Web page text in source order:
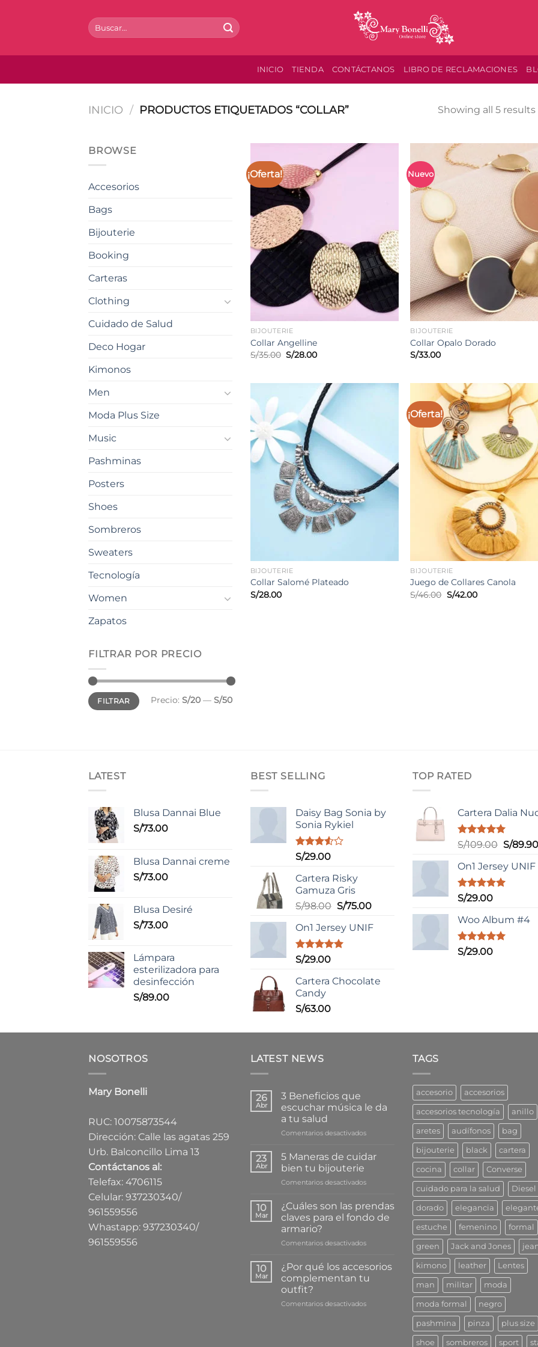
Buscar
por:
INICIO TIENDA CONTÁCTANOS LIBRO DE RECLAMACIONES
INICIO / PRODUCTOS ETIQUETADOS “COLLAR” Showing all 5 results
BROWSE
Accesorios
Bags
Bijouterie
Booking
Carteras
Clothing
Cuidado de Salud
Deco Hogar
Kimonos
Men
Moda Plus Size
Music
Pashminas
Posters
Shoes
Sombreros
Sweaters
Tecnología
Women
Zapatos
FILTRAR POR PRECIO
Precio
mínimo
Precio
máximo
FILTRAR Precio: S/20 — S/50
¡Oferta!
BIJOUTERIE
Collar Angelline
S/35.00 El
precio
S/35.00.
S/28.00El
S/28.00.
Nuevo
BIJOUTERIE
Collar Opalo Dorado
S/33.00
BIJOUTERIE
Collar Salomé Plateado
S/28.00
¡Oferta!
BIJOUTERIE
Juego de Collares Canola
S/46.00 El
precio
S/42.00El
LATEST
Blusa Dannai Blue
S/73.00
Blusa Dannai creme
S/73.00
Blusa Desiré
S/73.00
Lámpara
esterilizadora para
desinfección
S/89.00
BEST SELLING
Daisy Bag Sonia by
Sonia Rykiel
Valorado
3.50de
5
S/29.00
Cartera Risky
Gamuza Gris
S/98.00 El
original
era:
S/75.00El
actual
On1 Jersey UNIF
Valorado
de 5
S/29.00
Cartera Chocolate
Candy
S/63.00
TOP RATED
Cartera Dalia
Valorado
de 5
S/109.00 El
original
era:
S/89.90
On1 Jersey UNIF
Valorado
de 5
S/29.00
Woo Album #4
Valorado
S/29.00
NOSOTROS
Mary Bonelli
RUC: 10075873544
Dirección: Calle las agatas 259
Urb. Balconcillo Lima 13
Contáctanos al:
Telefax: 4706115
Celular: 937230340/
961559556
Whastapp: 937230340/
961559556
LATEST NEWS
26
Abr
3 Beneficios que
escuchar música le da
a tu salud
Comentarios desactivadosen
Beneficios
música
da
a
23
Abr
5 Maneras de cuidar
bien tu bijouterie
Comentarios desactivadosen
Maneras
de
cuidar
tu
10
Mar
¿Cuáles son las prendas
claves para el fondo de
armario?
Comentarios desactivadosen
son
prendas
para
10
Mar
¿Por qué los accesorios
complementan tu
outfit?
Comentarios desactivadosen
TAGS
accesorio accesorios
accesorios tecnología anillo
aretes audífonos bag
bijouterie black cartera
cocina collar Converse
cuidado para la salud Diesel
dorado elegancia
estuche femenino formal
green Jack and Jones
kimono leather Lentes
man militar moda
moda formal negro
pashmina pinza plus size
shoe sombreros sport